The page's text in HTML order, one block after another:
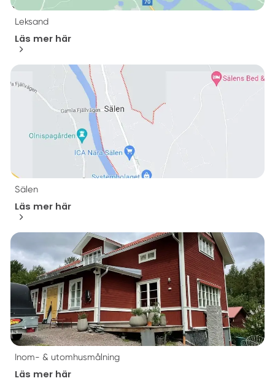
Leksand
Läs mer här
Sälen
Läs mer här
Inom- & utomhusmålning
Läs mer här